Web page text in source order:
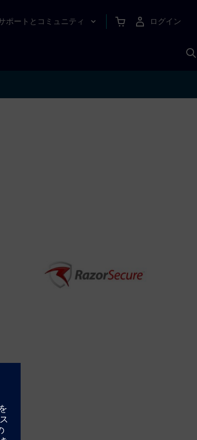
ポートとコミュニティ ログイン